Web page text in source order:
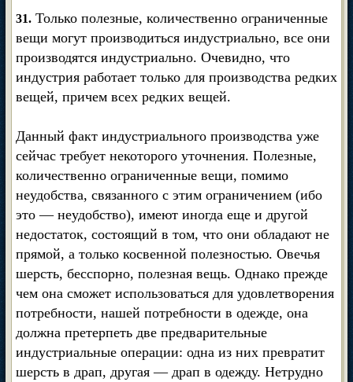
31. Только полезные, количественно ограниченные
вещи могут производиться индустриально, все они
производятся индустриально. Очевидно, что
индустрия работает только для производства редких
вещей, причем всех редких вещей.
Данный факт индустриального производства уже
сейчас требует некоторого уточнения. Полезные,
количественно ограниченные вещи, помимо
неудобства, связанного с этим ограничением (ибо
это — неудобство), имеют иногда еще и другой
недостаток, состоящий в том, что они обладают не
прямой, а только косвенной полезностью. Овечья
шерсть, бесспорно, полезная вещь. Однако прежде
чем она сможет использоваться для удовлетворения
потребности, нашей потребности в одежде, она
должна претерпеть две предварительные
индустриальные операции: одна из них превратит
шерсть в драп, другая — драп в одежду. Нетрудно